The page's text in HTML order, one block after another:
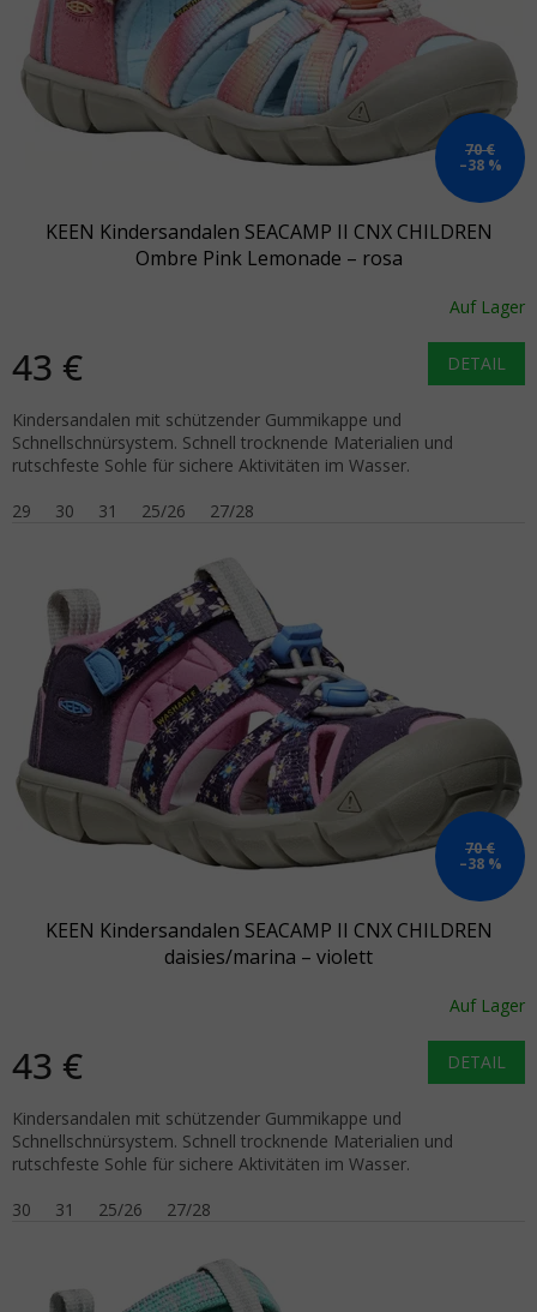
70 €
–38 %
KEEN Kindersandalen SEACAMP II CNX CHILDREN
Ombre Pink Lemonade – rosa
Auf Lager
43 € DETAIL
Kindersandalen mit schützender Gummikappe und
Schnellschnürsystem. Schnell trocknende Materialien und
rutschfeste Sohle für sichere Aktivitäten im Wasser.
29
30 31 25/26 27/28
70 €
–38 %
KEEN Kindersandalen SEACAMP II CNX CHILDREN
daisies/marina – violett
Auf Lager
43 € DETAIL
Kindersandalen mit schützender Gummikappe und
Schnellschnürsystem. Schnell trocknende Materialien und
rutschfeste Sohle für sichere Aktivitäten im Wasser.
30
31 25/26 27/28